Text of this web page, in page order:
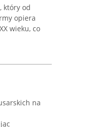
który od
opiera
wieku, co
na